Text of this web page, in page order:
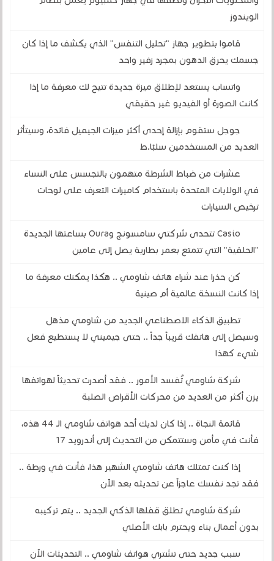
الويندوز
قاموا بتطوير جهاز "تحليل التنفس" الذي يكشف ما إذا كان
جسمك يحرق الدهون بمجرد زفير واحد
واتساب يستعد لإطلاق ميزة جديدة تتيح لك معرفة ما إذا
كانت الصورة أو الفيديو غير حقيقي
جوجل ستقوم بإزالة إحدى أكثر ميزات الجيميل فائدة، وسيتأثر
العديد من المستخدمين سلبًا.ط
عشرات من ضباط الشرطة متهمون بالتجسس على النساء
في الولايات المتحدة باستخدام كاميرات التعرف على لوحات
ترخيص السيارات
Casio تتحدى شركتي سامسونج وOura بساعتها الجديدة
"الحلقية" التي تتمتع بعمر بطارية يصل إلى عامين
كن حذرا عند شراء هاتف شاومي .. هكذا يمكنك معرفة ما
إذا كانت النسخة عالمية أم صينية
تطبيق الذكاء الاصطناعي الجديد من شاومي مذهل
وسيصل إلى هاتفك قريباً جداً .. حتى جيميني لا يستطيع فعل
شيء كهذا
شركة شاومي تُفسد الأمور .. فقد أصدرت تحديثاً لهواتفها
يزن أكثر من العديد من محركات الأقراص الصلبة
قائمة النجاة .. إذا كان لديك أحد هواتف شاومي الـ 44 هذه،
فأنت في مأمن وستتمكن من التحديث إلى أندرويد 17
إذا كنت تمتلك هاتف شاومي الشهير هذا، فأنت في ورطة ..
فقد تجد نفسك عاجزاً عن تحديثه بعد الآن
شركة شاومي تطلق قفلها الذكي الجديد .. يتم تركيبه
بدون أعمال بناء ويحترم بابك الأصلي
سبب جديد حتى تشتري هواتف شاومي .. التحديثات الآن